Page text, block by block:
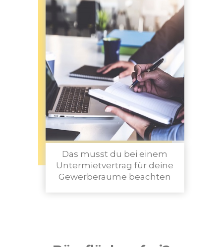
Das musst du bei einem
Untermietvertrag für deine
Gewerberäume beachten